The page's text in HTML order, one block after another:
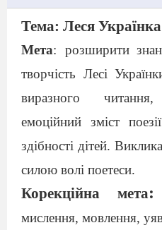
Тема: Леся
Мета: розширити
творчість Лесі
виразного
емоційний зміст
здібності дітей.
силою волі поетеси.
Корекційна мета
мислення, мовлення,